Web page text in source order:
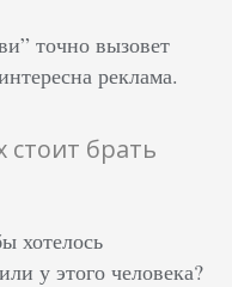
точно вызовет
реклама.
стоит брать
хотелось
у этого человека?